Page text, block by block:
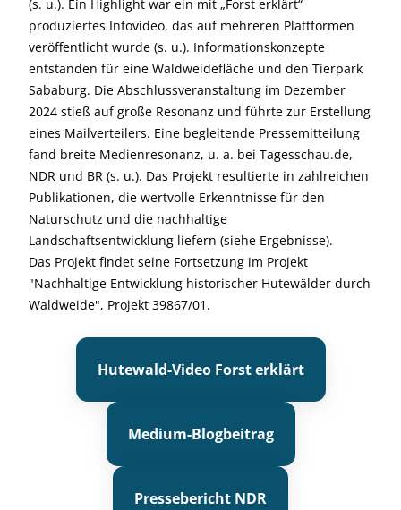
(s. u.). Ein Highlight war ein mit „Forst erklärt“
produziertes Infovideo, das auf mehreren Plattformen
veröffentlicht wurde (s. u.). Informationskonzepte
entstanden für eine Waldweidefläche und den Tierpark
Sababurg. Die Abschlussveranstaltung im Dezember
2024 stieß auf große Resonanz und führte zur Erstellung
eines Mailverteilers. Eine begleitende Pressemitteilung
fand breite Medienresonanz, u. a. bei Tagesschau.de,
NDR und BR (s. u.). Das Projekt resultierte in zahlreichen
Publikationen, die wertvolle Erkenntnisse für den
Naturschutz und die nachhaltige
Landschaftsentwicklung liefern (siehe Ergebnisse).
Das Projekt findet seine Fortsetzung im Projekt
"Nachhaltige Entwicklung historischer Hutewälder durch
Waldweide", Projekt 39867/01.
Hutewald-Video Forst erklärt
Medium-Blogbeitrag
Pressebericht NDR